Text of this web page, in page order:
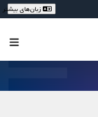
زبان‌های بیشتر